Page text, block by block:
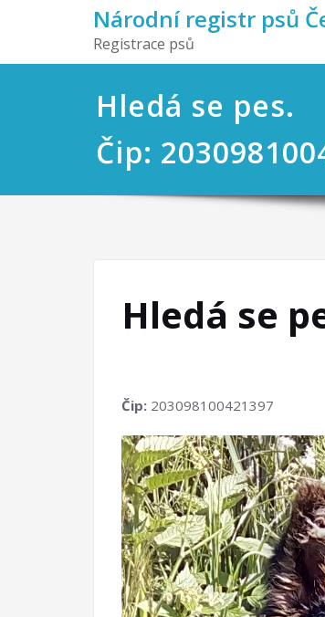
Národní registr psů
Registrace psů
Hledá se pes.
Čip:
Hledá se
Čip: 203098100421397